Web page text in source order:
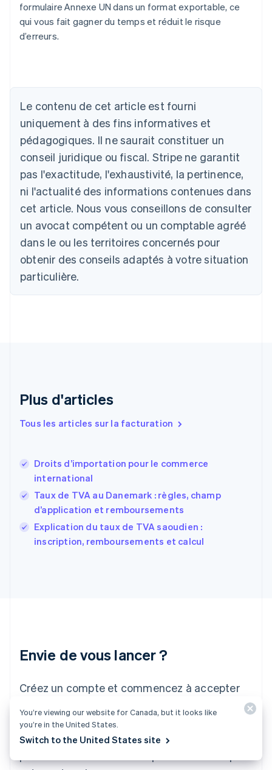
formulaire Annexe UN dans un format exportable, ce
qui vous fait gagner du temps et réduit le risque
d’erreurs.
Le contenu de cet article est fourni
uniquement à des fins informatives et
pédagogiques. Il ne saurait constituer un
conseil juridique ou fiscal. Stripe ne garantit
pas l'exactitude, l'exhaustivité, la pertinence,
ni l'actualité des informations contenues dans
cet article. Nous vous conseillons de consulter
un avocat compétent ou un comptable agréé
dans le ou les territoires concernés pour
obtenir des conseils adaptés à votre situation
particulière.
Plus d'articles
Tous les articles sur la facturation
Droits d’importation pour le commerce
international
Taux de TVA au Danemark : règles, champ
d’application et remboursements
Explication du taux de TVA saoudien :
inscription, remboursements et calcul
Envie de vous lancer ?
Créez un compte et commencez à accepter
des paiements rapidement, sans avoir à signer
de contrat ni à fournir vos coordonnées
bancaires. N'hésitez pas à nous contacter
Allemagne
DeutschEnglish
Australie
English
Autriche
Belgique
Nederlands FrançaisDeutschEnglish
Brésil
Português English
Bulgarie
English
EnglishFrançais
Chine continentale
English
Espagne
États-Unis
EnglishEspañol简体中文
Finlande
EnglishSvenska
France
FrançaisEnglish
Gibraltar
English
Italie
Japon
Lettonie
English
Liechtenstein
Lituanie
You’re viewing our website for Canada, but it looks like
you’re in the United States.
Switch to the United States site